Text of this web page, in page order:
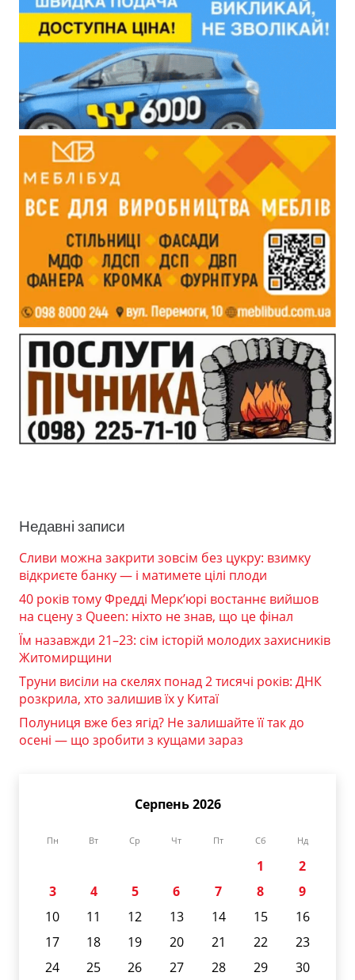
Недавні записи
Сливи можна закрити зовсім без цукру: взимку
відкриєте банку — і матимете цілі плоди
40 років тому Фредді Мерк’юрі востаннє вийшов
на сцену з Queen: ніхто не знав, що це фінал
Їм назавжди 21–23: сім історій молодих захисників
Житомирщини
Труни висіли на скелях понад 2 тисячі років: ДНК
розкрила, хто залишив їх у Китаї
Полуниця вже без ягід? Не залишайте її так до
осені — що зробити з кущами зараз
Серпень 2026
Пн Вт Ср Чт Пт Сб Нд
1
2
3
4 5 6 7 8
9
10
11 12 13 14 15
16
17
18 19 20 21 22
23
24
25 26 27 28 29
30